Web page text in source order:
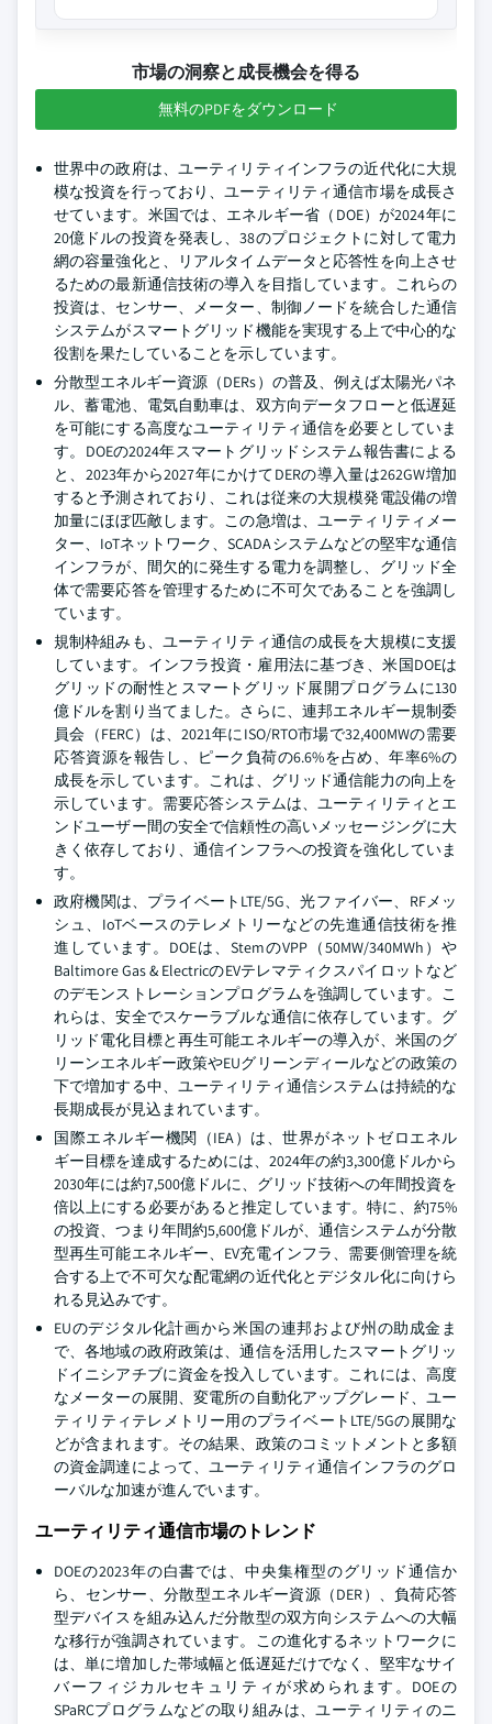
市場の洞察と成長機会を得る
無料のPDFをダウンロード
世界中の政府は、ユーティリティインフラの近代化に大規
模な投資を行っており、ユーティリティ通信市場を成長さ
せています。米国では、エネルギー省（DOE）が2024年に
20億ドルの投資を発表し、38のプロジェクトに対して電力
網の容量強化と、リアルタイムデータと応答性を向上させ
るための最新通信技術の導入を目指しています。これらの
投資は、センサー、メーター、制御ノードを統合した通信
システムがスマートグリッド機能を実現する上で中心的な
役割を果たしていることを示しています。
分散型エネルギー資源（DERs）の普及、例えば太陽光パネ
ル、蓄電池、電気自動車は、双方向データフローと低遅延
を可能にする高度なユーティリティ通信を必要としていま
す。DOEの2024年スマートグリッドシステム報告書による
と、2023年から2027年にかけてDERの導入量は262GW増加
すると予測されており、これは従来の大規模発電設備の増
加量にほぼ匹敵します。この急増は、ユーティリティメー
ター、IoTネットワーク、SCADAシステムなどの堅牢な通信
インフラが、間欠的に発生する電力を調整し、グリッド全
体で需要応答を管理するために不可欠であることを強調し
ています。
規制枠組みも、ユーティリティ通信の成長を大規模に支援
しています。インフラ投資・雇用法に基づき、米国DOEは
グリッドの耐性とスマートグリッド展開プログラムに130
億ドルを割り当てました。さらに、連邦エネルギー規制委
員会（FERC）は、2021年にISO/RTO市場で32,400MWの需要
応答資源を報告し、ピーク負荷の6.6%を占め、年率6%の
成長を示しています。これは、グリッド通信能力の向上を
示しています。需要応答システムは、ユーティリティとエ
ンドユーザー間の安全で信頼性の高いメッセージングに大
きく依存しており、通信インフラへの投資を強化していま
す。
政府機関は、プライベートLTE/5G、光ファイバー、RFメッ
シュ、IoTベースのテレメトリーなどの先進通信技術を推
進しています。DOEは、StemのVPP（50MW/340MWh）や
Baltimore Gas & ElectricのEVテレマティクスパイロットなど
のデモンストレーションプログラムを強調しています。こ
れらは、安全でスケーラブルな通信に依存しています。グ
リッド電化目標と再生可能エネルギーの導入が、米国のグ
リーンエネルギー政策やEUグリーンディールなどの政策の
下で増加する中、ユーティリティ通信システムは持続的な
長期成長が見込まれています。
国際エネルギー機関（IEA）は、世界がネットゼロエネル
ギー目標を達成するためには、2024年の約3,300億ドルから
2030年には約7,500億ドルに、グリッド技術への年間投資を
倍以上にする必要があると推定しています。特に、約75%
の投資、つまり年間約5,600億ドルが、通信システムが分散
型再生可能エネルギー、EV充電インフラ、需要側管理を統
合する上で不可欠な配電網の近代化とデジタル化に向けら
れる見込みです。
EUのデジタル化計画から米国の連邦および州の助成金ま
で、各地域の政府政策は、通信を活用したスマートグリッ
ドイニシアチブに資金を投入しています。これには、高度
なメーターの展開、変電所の自動化アップグレード、ユー
ティリティテレメトリー用のプライベートLTE/5Gの展開な
どが含まれます。その結果、政策のコミットメントと多額
の資金調達によって、ユーティリティ通信インフラのグロ
ーバルな加速が進んでいます。
ユーティリティ通信市場のトレンド
DOEの2023年の白書では、中央集権型のグリッド通信か
ら、センサー、分散型エネルギー資源（DER）、負荷応答
型デバイスを組み込んだ分散型の双方向システムへの大幅
な移行が強調されています。この進化するネットワークに
は、単に増加した帯域幅と低遅延だけでなく、堅牢なサイ
バーフィジカルセキュリティが求められます。DOEの
SPaRCプログラムなどの取り組みは、ユーティリティのニ